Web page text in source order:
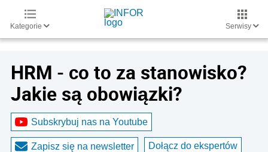
Kategorie Serwisy
HRM - co to za stanowisko?
Jakie są obowiązki?
Subskrybuj nas na Youtube
Zapisz się na newsletter Dołącz do ekspertów